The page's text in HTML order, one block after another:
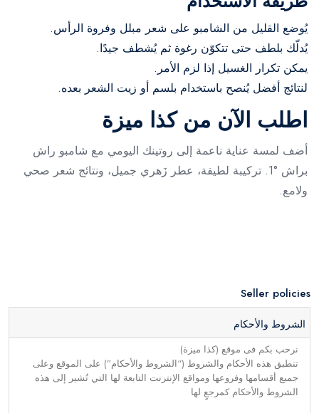
يُوضع القليل من الشامبو على شعر مبلل وفروة الرأس.
يُدلّك بلطف حتى تتكوّن رغوة ثم يُشطف جيدًا.
يمكن تكرار الغسيل إذا لزم الأمر.
لنتائج أفضل يُنصح باستخدام بلسم أو زيت الشعر بعده.
اطلب الآن من كذا ميزة
أضف لمسة عناية ناعمة إلى روتينك اليومي مع شامبو راش
براش °1. تركيبة لطيفة، عطر زَهري جميل، ونتائج شعر صحي
ولامع.
Seller policies
الشروط والأحكام
نرحب بكم فى موقع (كذا ميزة)
تنطبق هذه الأحكام والشروط (“الشروط والأحكام”) على الموقع وعلى
جميع أقسامها وفروعها ومواقع الإنترنت التابعة لها التي تُشير إلى هذه
الشروط والأحكام كمرجعٍ لها